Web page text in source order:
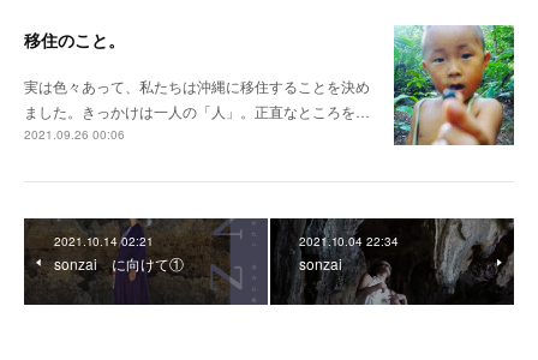
移住のこと。
実は色々あって、私たちは沖縄に移住することを決め
ました。きっかけは一人の「人」。正直なところを…
2021.09.26 00:06
2021.10.14 02:21
sonzai に向けて①
2021.10.04 22:34
sonzai